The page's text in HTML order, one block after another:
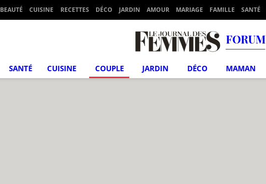
BEAUTÉ CUISINE RECETTES DÉCO JARDIN AMOUR MARIAGE FAMILLE SANTÉ
FORUM
SANTÉ CUISINE COUPLE JARDIN DÉCO MAMAN